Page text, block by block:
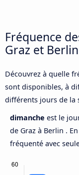
Fréquence
Graz et Berlin
Découvrez à quelle
sont disponibles, à
différents jours de la
dimanche est le
de Graz à Berlin .
fréquenté avec